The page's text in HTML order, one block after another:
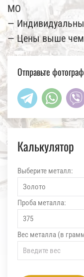
МО
—
— Цены выше чем
Отправьте
Калькулятор
Выберите металл:
Проба металла:
Вес металла (в